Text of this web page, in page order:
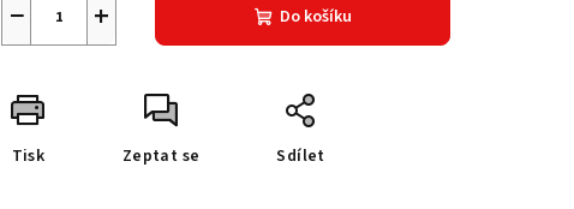
+
− Do košíku
Tisk Zeptat se Sdílet